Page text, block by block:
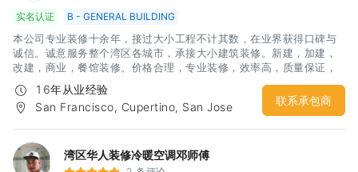
实名认证
B - GENERAL BUILDING
本公司专业装修十余年，接过大小工程不计其数，在业界获得口碑与
诚信。诚意服务整个湾区各城市，承接大小建筑装修。新建，加建，
改建，商业，餐馆装修。价格合理，专业装修，效率高，质量保证，
有lisence。服务范围包括：投资屋翻新，改造。Apartment翻新，
ADU加建，新建，改建。
16年从业经验
San Francisco, Cupertino, San Jose
联系承包商
湾区华人装修冷暖空调邓师傅